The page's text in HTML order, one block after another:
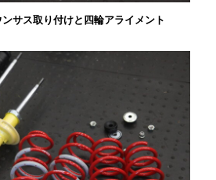
サス取り付けと四輪アライメント